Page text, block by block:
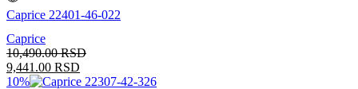
Caprice 22401-46-022
Caprice
10,490.00RSD
9,441.00 RSD
10%